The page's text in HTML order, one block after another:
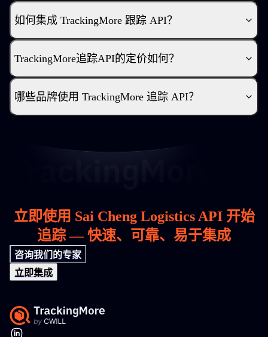
如何集成 TrackingMore 跟踪 API？
TrackingMore追踪API的定价如何？
哪些品牌使用 TrackingMore 追踪 API？
立即使用 Sai Cheng Logistics API 开始
追踪 — 快速、可靠、易于集成
咨询我们的专家
立即集成